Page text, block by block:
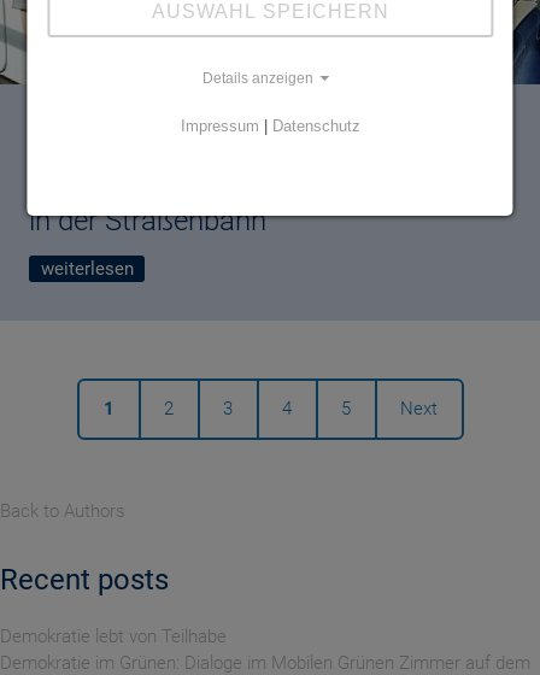
in der Straßenbahn
weiterlesen
1 2 3 4 5 Next
Back to Authors
Recent posts
Demokratie lebt von Teilhabe
Demokratie im Grünen: Dialoge im Mobilen Grünen Zimmer auf dem
AUSWAHL SPEICHERN
Details anzeigen
Impressum Datenschutz